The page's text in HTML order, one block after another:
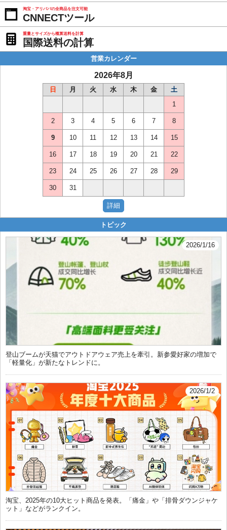
淘宝・アリババの全商品を注文可能
CNNECTツール
重量とサイズから概算送料を計算
国際送料の計算
営業カレンダー
2026年8月
日 月 火 水 木 金
土
1
2 3 4 5 6 7 8
9 10 11 12 13 14 15
16 17 18 19 20 21 22
23 24 25 26 27 28 29
30 31
トピック
2026/1/16
登山ブームが天猫でアウトドアウェア売上を牽引。新参愛好家の増加で
「軽量化」が新たなトレンドに。
2026/1/2
淘宝、2025年の10大ヒット商品を発表。「痛金」や「排骨ダウンジャケ
ット」などがランクイン。